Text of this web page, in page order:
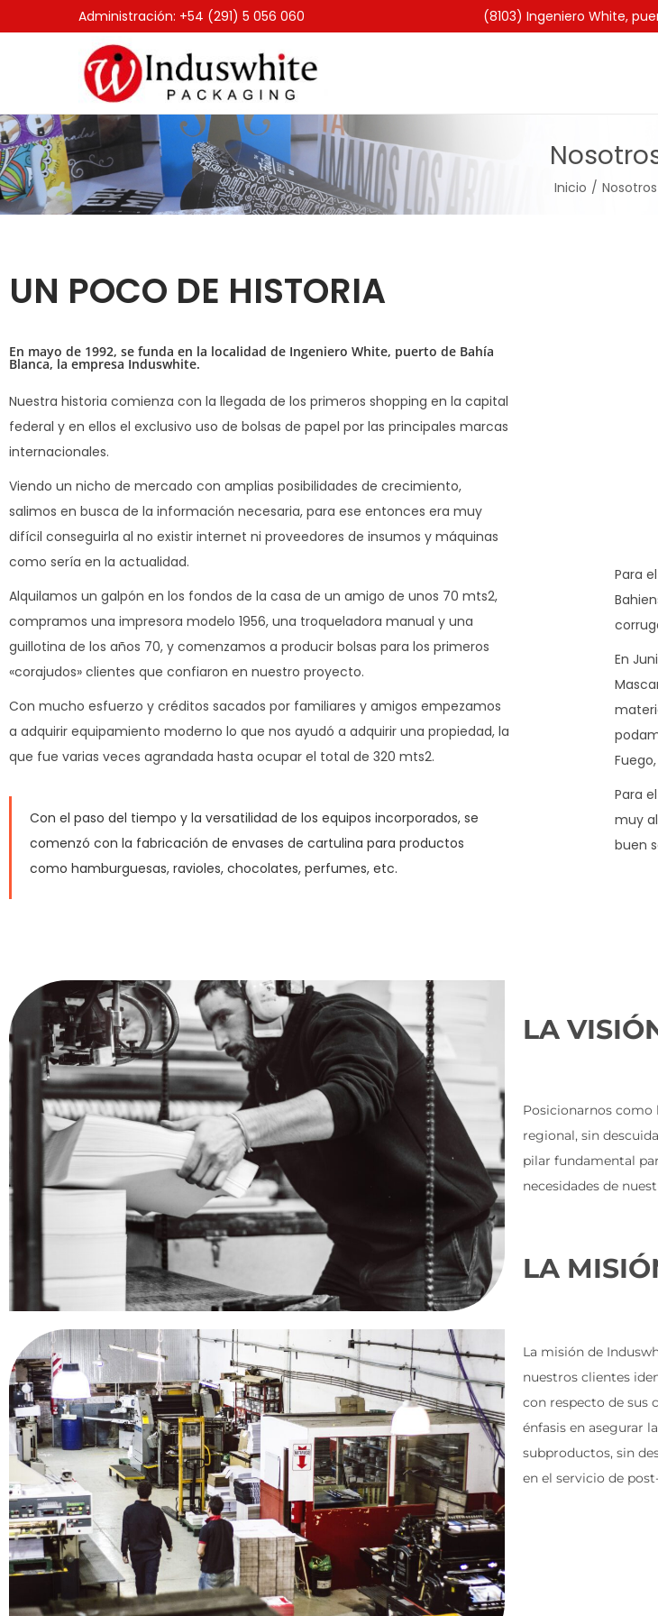
Administración: +54 (291) 5 056 060 (8103) Ingeniero White,
Inicio / Nosotros
UN POCO DE HISTORIA
En mayo de 1992, se funda en la localidad de Ingeniero White, puerto de Bahía
Blanca, la empresa Induswhite.
Nuestra historia comienza con la llegada de los primeros shopping en la capital
federal y en ellos el exclusivo uso de bolsas de papel por las principales marcas
internacionales.
Viendo un nicho de mercado con amplias posibilidades de crecimiento,
salimos en busca de la información necesaria, para ese entonces era muy
difícil conseguirla al no existir internet ni proveedores de insumos y máquinas
como sería en la actualidad.
Alquilamos un galpón en los fondos de la casa de un amigo de unos 70 mts2,
compramos una impresora modelo 1956, una troqueladora manual y una
guillotina de los años 70, y comenzamos a producir bolsas para los primeros
«corajudos» clientes que confiaron en nuestro proyecto.
Con mucho esfuerzo y créditos sacados por familiares y amigos empezamos
a adquirir equipamiento moderno lo que nos ayudó a adquirir una propiedad, la
que fue varias veces agrandada hasta ocupar el total de 320 mts2.
Con el paso del tiempo y la versatilidad de los equipos incorporados, se
comenzó con la fabricación de envases de cartulina para productos
como hamburguesas, ravioles, chocolates, perfumes, etc.
Para
En
Para
muy
buen
LA
Posicionarnos como
regional, sin
pilar fundamental
necesidades de
LA
La misión de
nuestros clientes
con respecto de sus
énfasis en asegurar
subproductos, sin
en el servicio de